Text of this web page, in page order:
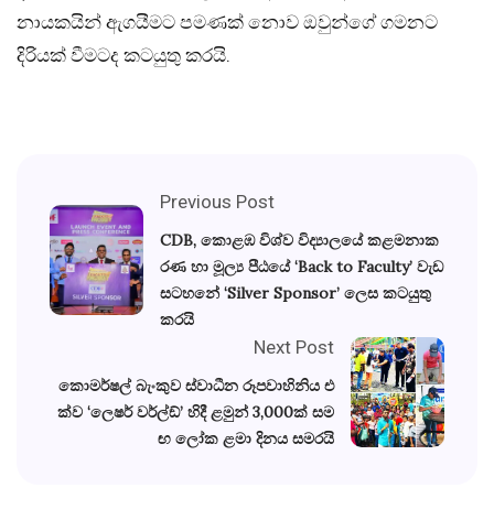
නායකයින් ඇගයීමට පමණක් නොව ඔවුන්ගේ ගමනට
දිරියක් වීමටද කටයුතු කරයි.
Previous Post
CDB, කොළඹ විශ්ව විද්‍යාලයේ කළමනාක
රණ හා මූල්‍ය පීඨයේ ‘Back to Faculty’ වැඩ
සටහනේ ‘Silver Sponsor’ ලෙස කටයුතු
කරයි
Next Post
කොමර්ෂල් බැංකුව ස්වාධීන රූපවාහිනිය එ
ක්ව ‘ලෙෂර් වර්ල්ඞ්’ හිදී ළමුන් 3,000ක් සම
ඟ ලෝක ළමා දිනය සමරයි